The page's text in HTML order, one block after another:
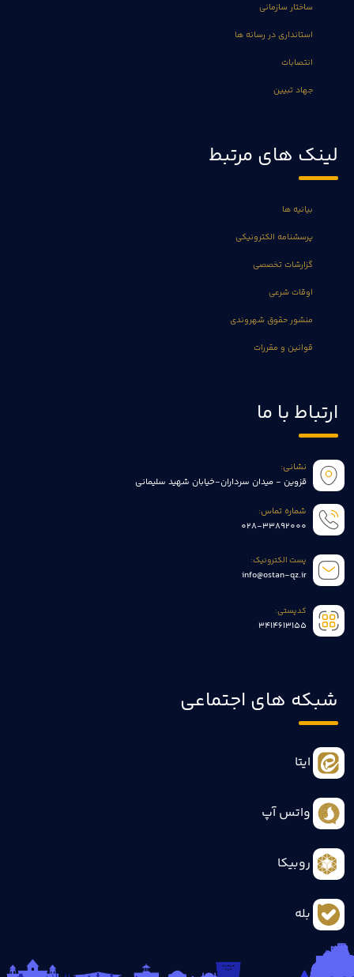
ساختار سازمانی
استانداری در رسانه ها
انتصابات
جهاد تبیین
لینک های مرتبط
بیانیه ها
پرسشنامه الکترونیکی
گزارشات تخصصی
اوقات شرعی
منشور حقوق شهروندی
قوانین و مقررات
ارتباط با ما
نشانی:
قزوین - میدان سرداران-خیابان شهید سلیمانی
شماره تماس:
028-33892000
پست الکترونیک:
info@ostan-qz.ir
کدپستی:
3414613155
شبکه های اجتماعی
ایتا
واتس آپ
روبیکا
بله